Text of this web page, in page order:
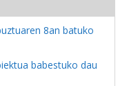
8an batuko
babestuko dau